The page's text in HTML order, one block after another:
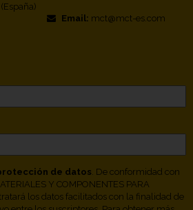
Email: mct@mct-es.com
de datos . De conformidad con
Y COMPONENTES PARA
los datos facilitados con la finalidad de